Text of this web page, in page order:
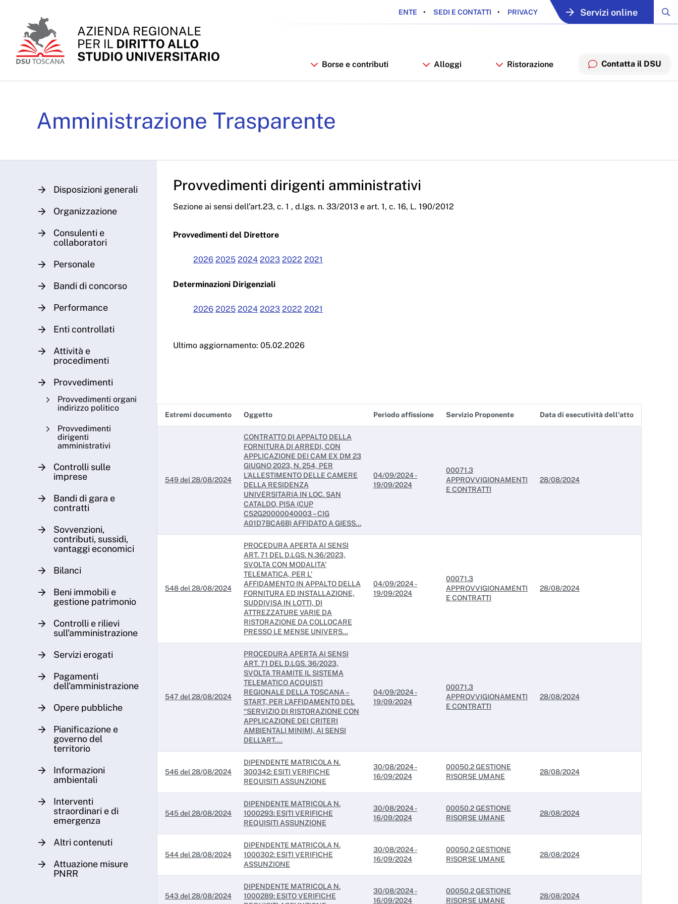
ENTE SEDI E CONTATTI PRIVACY Servizi online
Borse e contributi Alloggi Ristorazione Contatta il DSU
Amministrazione Trasparente
Disposizioni generali
Organizzazione
Consulenti e
collaboratori
Personale
Bandi di concorso
Performance
Enti controllati
Attività e
procedimenti
Provvedimenti
Provvedimenti organi
indirizzo politico
Provvedimenti
dirigenti
amministrativi
Controlli sulle
imprese
Bandi di gara e
contratti
Sovvenzioni,
contributi, sussidi,
vantaggi economici
Bilanci
Beni immobili e
gestione patrimonio
Controlli e rilievi
sull'amministrazione
Servizi erogati
Pagamenti
dell'amministrazione
Opere pubbliche
Pianificazione e
governo del
territorio
Informazioni
ambientali
Interventi
straordinari e di
emergenza
Altri contenuti
Attuazione misure
PNRR
Provvedimenti dirigenti amministrativi
Sezione ai sensi dell’art.23, c. 1 , d.lgs. n. 33/2013 e art. 1, c. 16, L. 190/2012
Provvedimenti del Direttore
2026 2025 2024 2023 2022 2021
Determinazioni Dirigenziali
2026 2025 2024 2023 2022 2021
Ultimo aggiornamento: 05.02.2026
Estremi documento Oggetto Periodo affissione Servizio Proponente Data di esecutività dell'atto
549 del 28/08/2024
CONTRATTO DI APPALTO DELLA
FORNITURA DI ARREDI, CON
APPLICAZIONE DEI CAM EX DM 23
GIUGNO 2023, N. 254, PER
L’ALLESTIMENTO DELLE CAMERE
DELLA RESIDENZA
UNIVERSITARIA IN LOC. SAN
CATALDO, PISA (CUP
C52G20000040003 – CIG
A01D7BCA6B) AFFIDATO A GIESS...
04/09/2024 -
19/09/2024
00071.3
APPROVVIGIONAMENTI
E CONTRATTI
28/08/2024
548 del 28/08/2024
PROCEDURA APERTA AI SENSI
ART. 71 DEL D.LGS. N.36/2023,
SVOLTA CON MODALITA’
TELEMATICA, PER L’
AFFIDAMENTO IN APPALTO DELLA
FORNITURA ED INSTALLAZIONE,
SUDDIVISA IN LOTTI, DI
ATTREZZATURE VARIE DA
RISTORAZIONE DA COLLOCARE
PRESSO LE MENSE UNIVERS...
04/09/2024 -
19/09/2024
00071.3
APPROVVIGIONAMENTI
E CONTRATTI
28/08/2024
547 del 28/08/2024
PROCEDURA APERTA AI SENSI
ART. 71 DEL D.LGS. 36/2023,
SVOLTA TRAMITE IL SISTEMA
TELEMATICO ACQUISTI
REGIONALE DELLA TOSCANA –
START, PER L’AFFIDAMENTO DEL
“SERVIZIO DI RISTORAZIONE CON
APPLICAZIONE DEI CRITERI
AMBIENTALI MINIMI, AI SENSI
DELL’ART....
04/09/2024 -
19/09/2024
00071.3
APPROVVIGIONAMENTI
E CONTRATTI
28/08/2024
546 del 28/08/2024
DIPENDENTE MATRICOLA N.
300342: ESITI VERIFICHE
REQUISITI ASSUNZIONE
30/08/2024 -
16/09/2024
00050.2 GESTIONE
RISORSE UMANE
28/08/2024
545 del 28/08/2024
DIPENDENTE MATRICOLA N.
1000293: ESITI VERIFICHE
REQUISITI ASSUNZIONE
30/08/2024 -
16/09/2024
00050.2 GESTIONE
RISORSE UMANE
28/08/2024
544 del 28/08/2024
DIPENDENTE MATRICOLA N.
1000302: ESITI VERIFICHE
ASSUNZIONE
30/08/2024 -
16/09/2024
00050.2 GESTIONE
RISORSE UMANE
28/08/2024
543 del 28/08/2024
DIPENDENTE MATRICOLA N.
1000289: ESITO VERIFICHE
30/08/2024 -
16/09/2024
00050.2 GESTIONE
RISORSE UMANE
28/08/2024